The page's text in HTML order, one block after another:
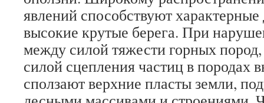
явлений способствуют
высокие крутые берега. При
между силой тяжести горных
силой сцепления частиц в породах
сползают верхние пласты земли,